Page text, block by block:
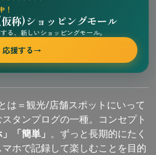
！
称)ショッピングモール
る、新しいショッピングモール。
応援する→
は＝観光/店舗スポットにいって
タンプログの一種。コンセプト
「簡単」 。ずっと長期的にたく
ホで記録して楽しむことを目的